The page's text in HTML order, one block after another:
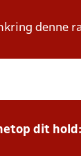
denne
dit